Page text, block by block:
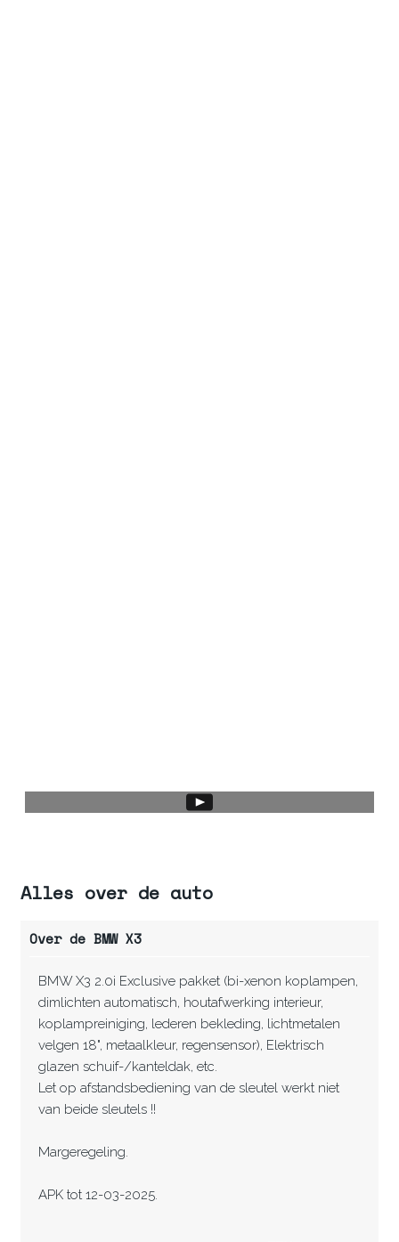
Alles over de auto
Over de BMW X3
BMW X3 2.0i Exclusive pakket (bi-xenon koplampen,
dimlichten automatisch, houtafwerking interieur,
koplampreiniging, lederen bekleding, lichtmetalen
velgen 18", metaalkleur, regensensor), Elektrisch
glazen schuif-/kanteldak, etc.
Let op afstandsbediening van de sleutel werkt niet
van beide sleutels !!
Margeregeling.
APK tot 12-03-2025.